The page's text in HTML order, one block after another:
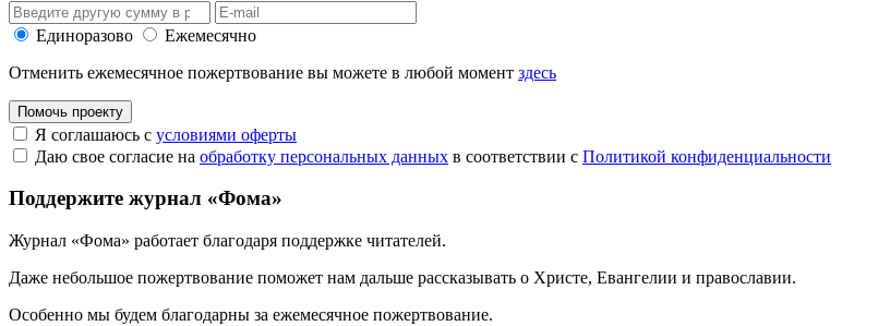
Единоразово
Ежемесячно
Отменить ежемесячное пожертвование вы можете в любой момент здесь
Помочь проекту
Я соглашаюсь с условиями оферты
Даю свое согласие на обработку персональных данных в соответствии с Политикой конфиденциальности
Поддержите журнал «Фома»
Журнал «Фома» работает благодаря поддержке читателей.
Даже небольшое пожертвование поможет нам дальше рассказывать о Христе, Евангелии и православии.
Особенно мы будем благодарны за ежемесячное пожертвование.